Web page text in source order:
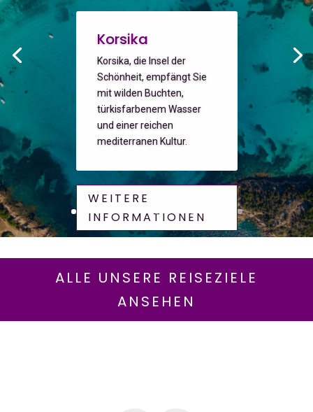
Korsika
Korsika, die Insel der
Schönheit, empfängt Sie
mit wilden Buchten,
türkisfarbenem Wasser
und einer reichen
mediterranen Kultur.
WEITERE
INFORMATIONEN
ALLE UNSERE REISEZIELE
ANSEHEN